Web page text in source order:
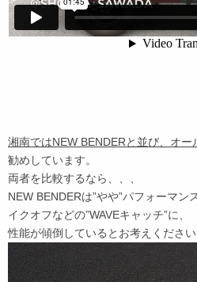
湘南ではNEW BENDERと並び、オー
勧めしています。
両者を比較するなら、、、
NEW BENDERは”やや”パフォーマ
イクオフなどの”WAVEキャッチ”に、
性能が傾倒しているとお考えくださ